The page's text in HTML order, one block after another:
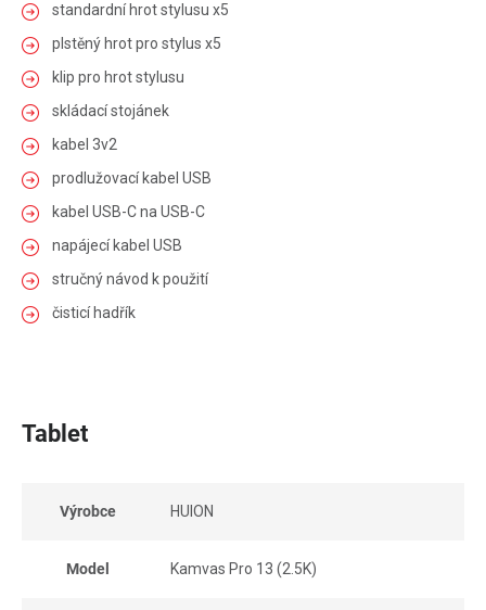
standardní hrot stylusu x5
plstěný hrot pro stylus x5
klip pro hrot stylusu
skládací stojánek
kabel 3v2
prodlužovací kabel USB
kabel USB-C na USB-C
napájecí kabel USB
stručný návod k použití
čisticí hadřík
Tablet
Výrobce HUION
Model Kamvas Pro 13 (2.5K)